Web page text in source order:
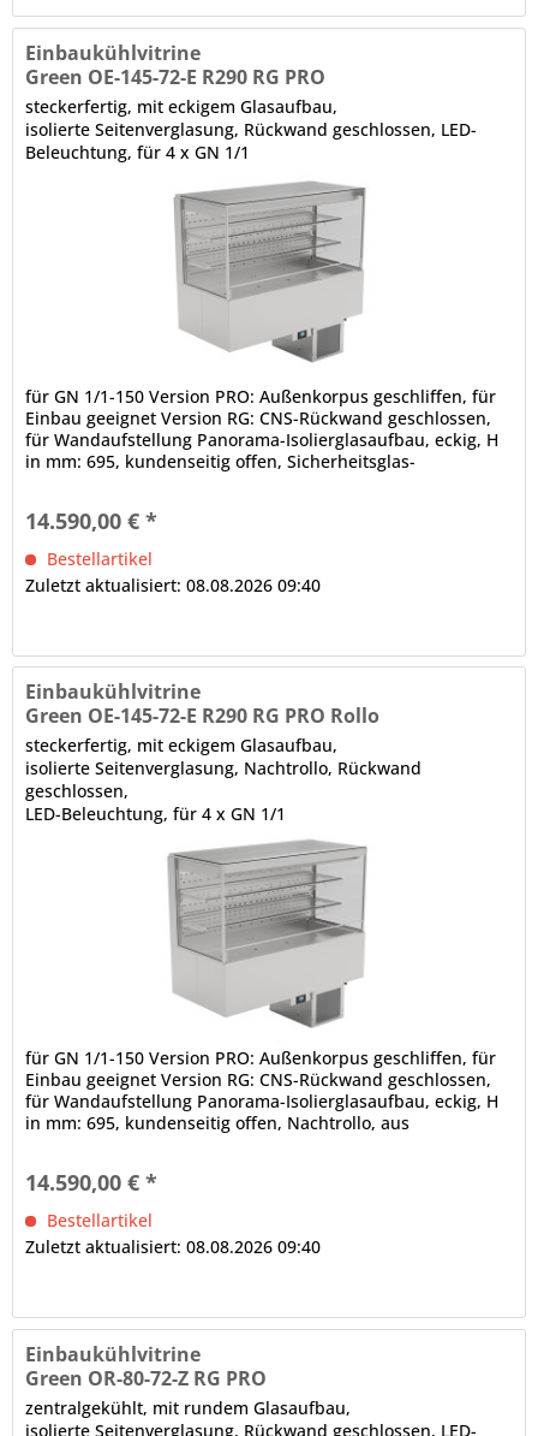
Einbaukühlvitrine
Green OE-145-72-E R290 RG PRO
steckerfertig, mit eckigem Glasaufbau,
isolierte Seitenverglasung, Rückwand geschlossen, LED-
Beleuchtung, für 4 x GN 1/1
für GN 1/1-150 Version PRO: Außenkorpus geschliffen, für
Einbau geeignet Version RG: CNS-Rückwand geschlossen,
für Wandaufstellung Panorama-Isolierglasaufbau, eckig, H
in mm: 695, kundenseitig offen, Sicherheitsglas-
14.590,00 € *
Bestellartikel
Zuletzt aktualisiert: 08.08.2026 09:40
Einbaukühlvitrine
Green OE-145-72-E R290 RG PRO Rollo
steckerfertig, mit eckigem Glasaufbau,
isolierte Seitenverglasung, Nachtrollo, Rückwand
geschlossen,
LED-Beleuchtung, für 4 x GN 1/1
für GN 1/1-150 Version PRO: Außenkorpus geschliffen, für
Einbau geeignet Version RG: CNS-Rückwand geschlossen,
für Wandaufstellung Panorama-Isolierglasaufbau, eckig, H
in mm: 695, kundenseitig offen, Nachtrollo, aus
14.590,00 € *
Bestellartikel
Zuletzt aktualisiert: 08.08.2026 09:40
Einbaukühlvitrine
Green OR-80-72-Z RG PRO
zentralgekühlt, mit rundem Glasaufbau,
isolierte Seitenverglasung, Rückwand geschlossen, LED-